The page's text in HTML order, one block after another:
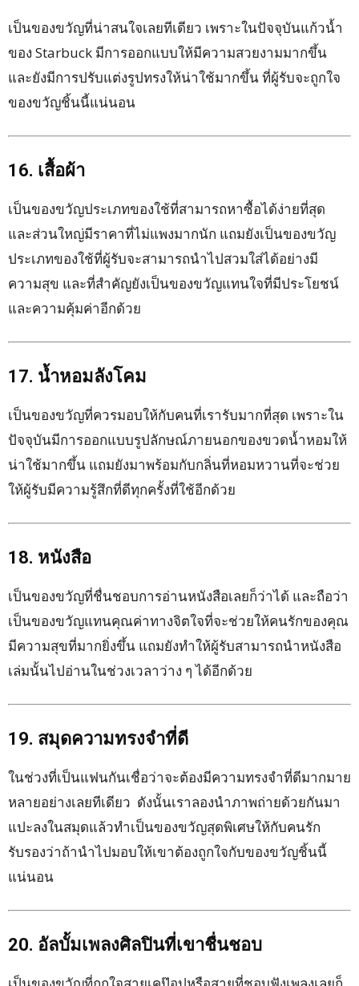
เป็นของขวัญที่น่าสนใจเลยทีเดียว เพราะในปัจจุบันแก้วน้ำ
ของ Starbuck มีการออกแบบให้มีความสวยงามมากขึ้น
และยังมีการปรับแต่งรูปทรงให้น่าใช้มากขึ้น ที่ผู้รับจะถูกใจ
ของขวัญชิ้นนี้แน่นอน
16. เสื้อผ้า
เป็นของขวัญประเภทของใช้ที่สามารถหาซื้อได้ง่ายที่สุด
และส่วนใหญ่มีราคาที่ไม่แพงมากนัก แถมยังเป็นของขวัญ
ประเภทของใช้ที่ผู้รับจะสามารถนำไปสวมใส่ได้อย่างมี
ความสุข และที่สำคัญยังเป็นของขวัญแทนใจที่มีประโยชน์
และความคุ้มค่าอีกด้วย
17. น้ำหอมลังโคม
เป็นของขวัญที่ควรมอบให้กับคนที่เรารับมากที่สุด เพราะใน
ปัจจุบันมีการออกแบบรูปลักษณ์ภายนอกของขวดน้ำหอมให้
น่าใช้มากขึ้น แถมยังมาพร้อมกับกลิ่นที่หอมหวานที่จะช่วย
ให้ผู้รับมีความรู้สึกที่ดีทุกครั้งที่ใช้อีกด้วย
18. หนังสือ
เป็นของขวัญที่ชื่นชอบการอ่านหนังสือเลยก็ว่าได้ และถือว่า
เป็นของขวัญแทนคุณค่าทางจิตใจที่จะช่วยให้คนรักของคุณ
มีความสุขที่มากยิ่งขึ้น แถมยังทำให้ผู้รับสามารถนำหนังสือ
เล่มนั้นไปอ่านในช่วงเวลาว่าง ๆ ได้อีกด้วย
19. สมุดความทรงจำที่ดี
ในช่วงที่เป็นแฟนกันเชื่อว่าจะต้องมีความทรงจำที่ดีมากมาย
หลายอย่างเลยทีเดียว ดังนั้นเราลองนำภาพถ่ายด้วยกันมา
แปะลงในสมุดแล้วทำเป็นของขวัญสุดพิเศษให้กับคนรัก
รับรองว่าถ้านำไปมอบให้เขาต้องถูกใจกับของขวัญชิ้นนี้
แน่นอน
20. อัลบั้มเพลงศิลปินที่เขาชื่นชอบ